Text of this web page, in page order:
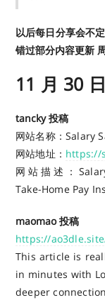
以后每日分享会不
错过部分内容更新
11 月 30 日
tancky 投稿
网站名称：Salary
网站地址： https://
网站描述：
Take-Home Pay
maomao 投稿
https://
This article is
in minutes with
deeper